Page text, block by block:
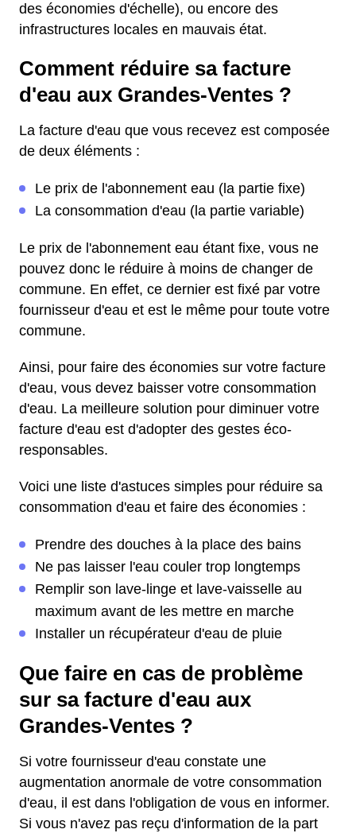
des économies d'échelle), ou encore des
infrastructures locales en mauvais état.
Comment réduire sa facture
d'eau aux Grandes-Ventes ?
La facture d'eau que vous recevez est composée
de deux éléments :
Le prix de l'abonnement eau (la partie fixe)
La consommation d'eau (la partie variable)
Le prix de l'abonnement eau étant fixe, vous ne
pouvez donc le réduire à moins de changer de
commune. En effet, ce dernier est fixé par votre
fournisseur d'eau et est le même pour toute votre
commune.
Ainsi, pour faire des économies sur votre facture
d'eau, vous devez baisser votre consommation
d'eau. La meilleure solution pour diminuer votre
facture d'eau est d'adopter des gestes éco-
responsables.
Voici une liste d'astuces simples pour réduire sa
consommation d'eau et faire des économies :
Prendre des douches à la place des bains
Ne pas laisser l'eau couler trop longtemps
Remplir son lave-linge et lave-vaisselle au
maximum avant de les mettre en marche
Installer un récupérateur d'eau de pluie
Que faire en cas de problème
sur sa facture d'eau aux
Grandes-Ventes ?
Si votre fournisseur d'eau constate une
augmentation anormale de votre consommation
d'eau, il est dans l'obligation de vous en informer.
Si vous n'avez pas reçu d'information de la part